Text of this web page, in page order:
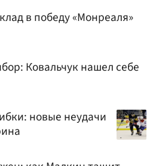
в победу «Монреаля»
Ковальчук нашел себе
новые неудачи